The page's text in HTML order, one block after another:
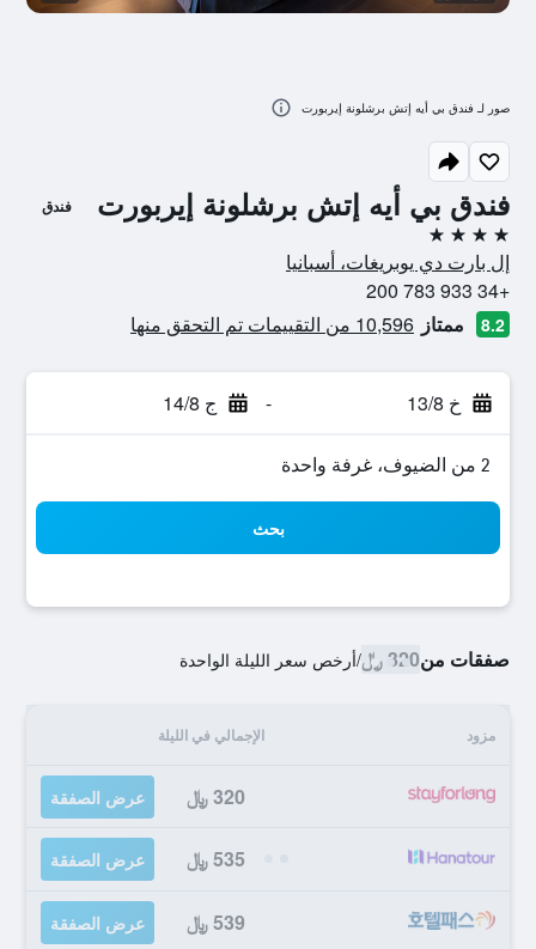
فندق بي أيه إتش برشلونة إيربورت فندق
4 نجوم
إل بارت دي يوبريغات، أسبانيا
+34 933 783 200
8.2 ممتاز 10,596 من التقييمات تم التحقق منها
خ 13/8 - ج 14/8
2 من الضيوف، غرفة واحدة
بحث
صفقات من320 ﷼ /أرخص سعر الليلة الواحدة
مزود الإجمالي في الليلة
320 ﷼ عرض الصفقة
535 ﷼ عرض الصفقة
539 ﷼ عرض الصفقة
صور لـ فندق بي أيه إتش برشلونة إيربورت